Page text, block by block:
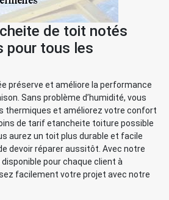
de toit notés
pour tous les
préserve et améliore la performance
Sans problème d’humidité, vous
thermiques et améliorez votre confort
de tarif etancheite toiture possible
aurez un toit plus durable et facile
devoir réparer aussitôt. Avec notre
pour chaque client à
facilement votre projet avec notre